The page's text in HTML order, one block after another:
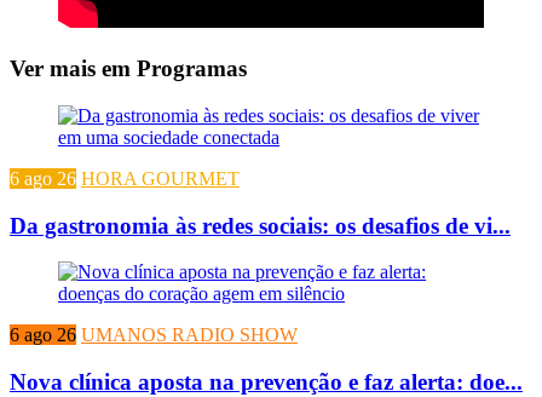
Ver mais em Programas
6 ago 26 HORA GOURMET
Da gastronomia às redes sociais: os desafios de vi...
6 ago 26 UMANOS RADIO SHOW
Nova clínica aposta na prevenção e faz alerta: doe...